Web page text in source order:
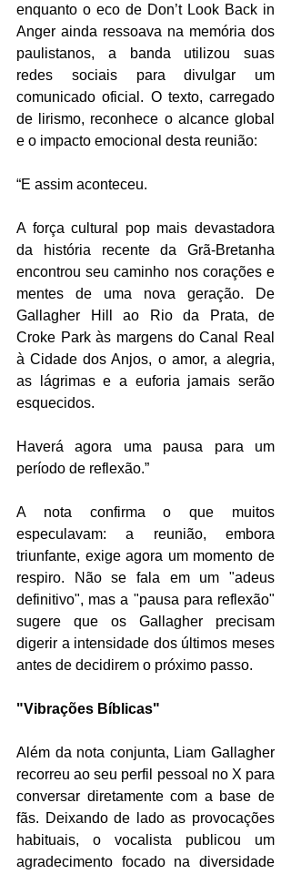
enquanto o eco de Don’t Look Back in
Anger ainda ressoava na memória dos
paulistanos, a banda utilizou suas
redes sociais para divulgar um
comunicado oficial. O texto, carregado
de lirismo, reconhece o alcance global
e o impacto emocional desta reunião:
“E assim aconteceu.
A força cultural pop mais devastadora
da história recente da Grã-Bretanha
encontrou seu caminho nos corações e
mentes de uma nova geração. De
Gallagher Hill ao Rio da Prata, de
Croke Park às margens do Canal Real
à Cidade dos Anjos, o amor, a alegria,
as lágrimas e a euforia jamais serão
esquecidos.
Haverá agora uma pausa para um
período de reflexão.”
A nota confirma o que muitos
especulavam: a reunião, embora
triunfante, exige agora um momento de
respiro. Não se fala em um "adeus
definitivo", mas a "pausa para reflexão"
sugere que os Gallagher precisam
digerir a intensidade dos últimos meses
antes de decidirem o próximo passo.
"Vibrações Bíblicas"
Além da nota conjunta, Liam Gallagher
recorreu ao seu perfil pessoal no X para
conversar diretamente com a base de
fãs. Deixando de lado as provocações
habituais, o vocalista publicou um
agradecimento focado na diversidade